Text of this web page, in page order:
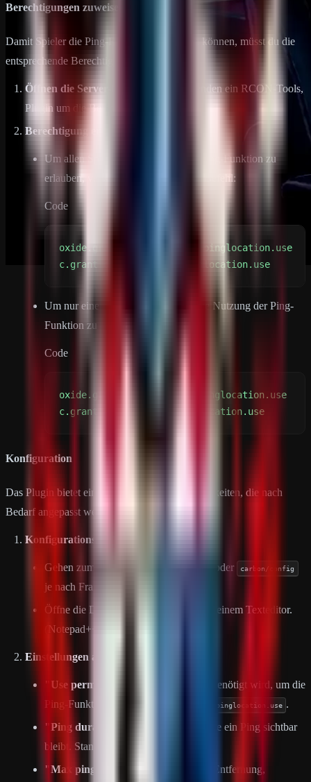
Berechtigungen zuweisen
Damit Spieler die Ping-Funktion verwenden können, müsst du die
entsprechende Berechtigung zuweisen:
Öffnen die Server-Konsole
oder verwenden ein RCON-Tools,
Plugin um die Berechtigung zu erteilen.
Berechtigung erteilen:
Um allen Spielern die Nutzung der Ping-Funktion zu
erlauben, verwenden den folgenden Befehl:
Code
c.grant group default pinglocation.use
Um nur einem bestimmten Spieler die Nutzung der Ping-
Funktion zu erlauben, verwende:
Code
c.grant user steamid pinglocation.use
Konfiguration
Das Plugin bietet einige Konfigurationsmöglichkeiten, die nach
Bedarf angepasst werden können:
Konfigurationsdatei bearbeiten:
Gehen zum Verzeichnis (oder carbon/config
je nach Framework).
Öffne die Datei
mit einem Texteditor.
(Notepad++)
Einstellungen anpassen:
"Use perms":
Die Berechtigung, die benötigt wird, um die
Ping-Funktion zu nutzen. Standard ist
pinglocation.use .
"Ping duration":
Die Dauer, wie lange ein Ping sichtbar
bleibt. Standardwert ist
"Max ping distance":
Die maximale Entfernung,